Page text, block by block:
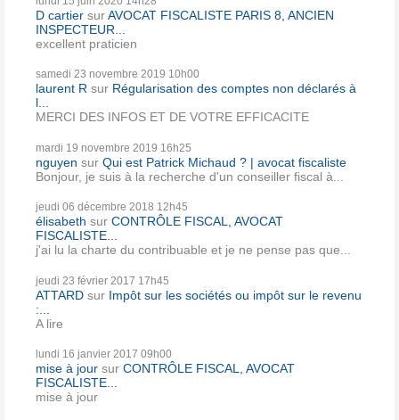
D cartier surAVOCAT FISCALISTE PARIS 8, ANCIEN
INSPECTEUR...
excellent praticien
samedi 23 novembre 2019 10h00
laurent R sur Régularisation des comptes non déclarés à
l...
MERCI DES INFOS ET DE VOTRE EFFICACITE
mardi 19 novembre 2019 16h25
nguyen sur Qui est Patrick Michaud ? | avocat fiscaliste
Bonjour, je suis à la recherche d'un conseiller fiscal à...
jeudi 06 décembre 2018 12h45
élisabeth sur CONTRÔLE FISCAL, AVOCAT
FISCALISTE...
j'ai lu la charte du contribuable et je ne pense pas que...
jeudi 23 février 2017 17h45
ATTARD sur Impôt sur les sociétés ou impôt sur le revenu
:...
A lire
lundi 16 janvier 2017 09h00
mise à jour sur CONTRÔLE FISCAL, AVOCAT
FISCALISTE...
mise à jour